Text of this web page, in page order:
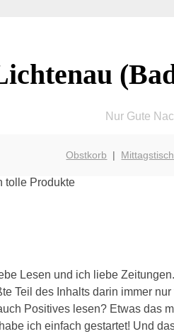
Nur Gute
Obstkorb | Mittagstisch
Lesen und ich liebe
Teil des Inhalts darin immer
Positives lesen? Etwas das
ich einfach gestartet! Und